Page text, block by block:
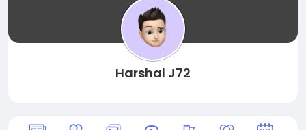
Harshal J72